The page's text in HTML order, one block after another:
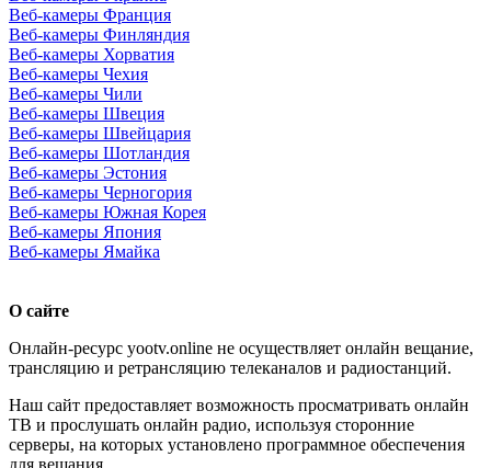
Веб-камеры Франция
Веб-камеры Финляндия
Веб-камеры Хорватия
Веб-камеры Чехия
Веб-камеры Чили
Веб-камеры Швеция
Веб-камеры Швейцария
Веб-камеры Шотландия
Веб-камеры Эстония
Веб-камеры Черногория
Веб-камеры Южная Корея
Веб-камеры Япония
Веб-камеры Ямайка
О сайте
Онлайн-ресурс yootv.online не осуществляет онлайн вещание,
трансляцию и ретрансляцию телеканалов и радиостанций.
Наш сайт предоставляет возможность просматривать онлайн
ТВ и прослушать онлайн радио, используя сторонние
серверы, на которых установлено программное обеспечения